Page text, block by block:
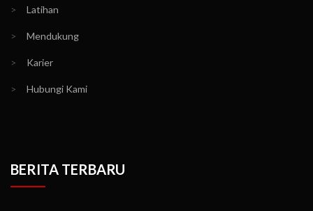
> Latihan
> Mendukung
> Karier
> Hubungi Kami
BERITA TERBARU